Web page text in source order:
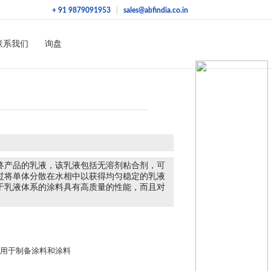
sales@abfindia.co.in
+ 91 9879091953
系我们 询盘
品的乳液，该乳液包括无溶剂粘合剂，可
单体分散在水相中以获得均匀稳定的乳液
液体系的涂料具有高质量的性能，而且对
于制备涂料和涂料